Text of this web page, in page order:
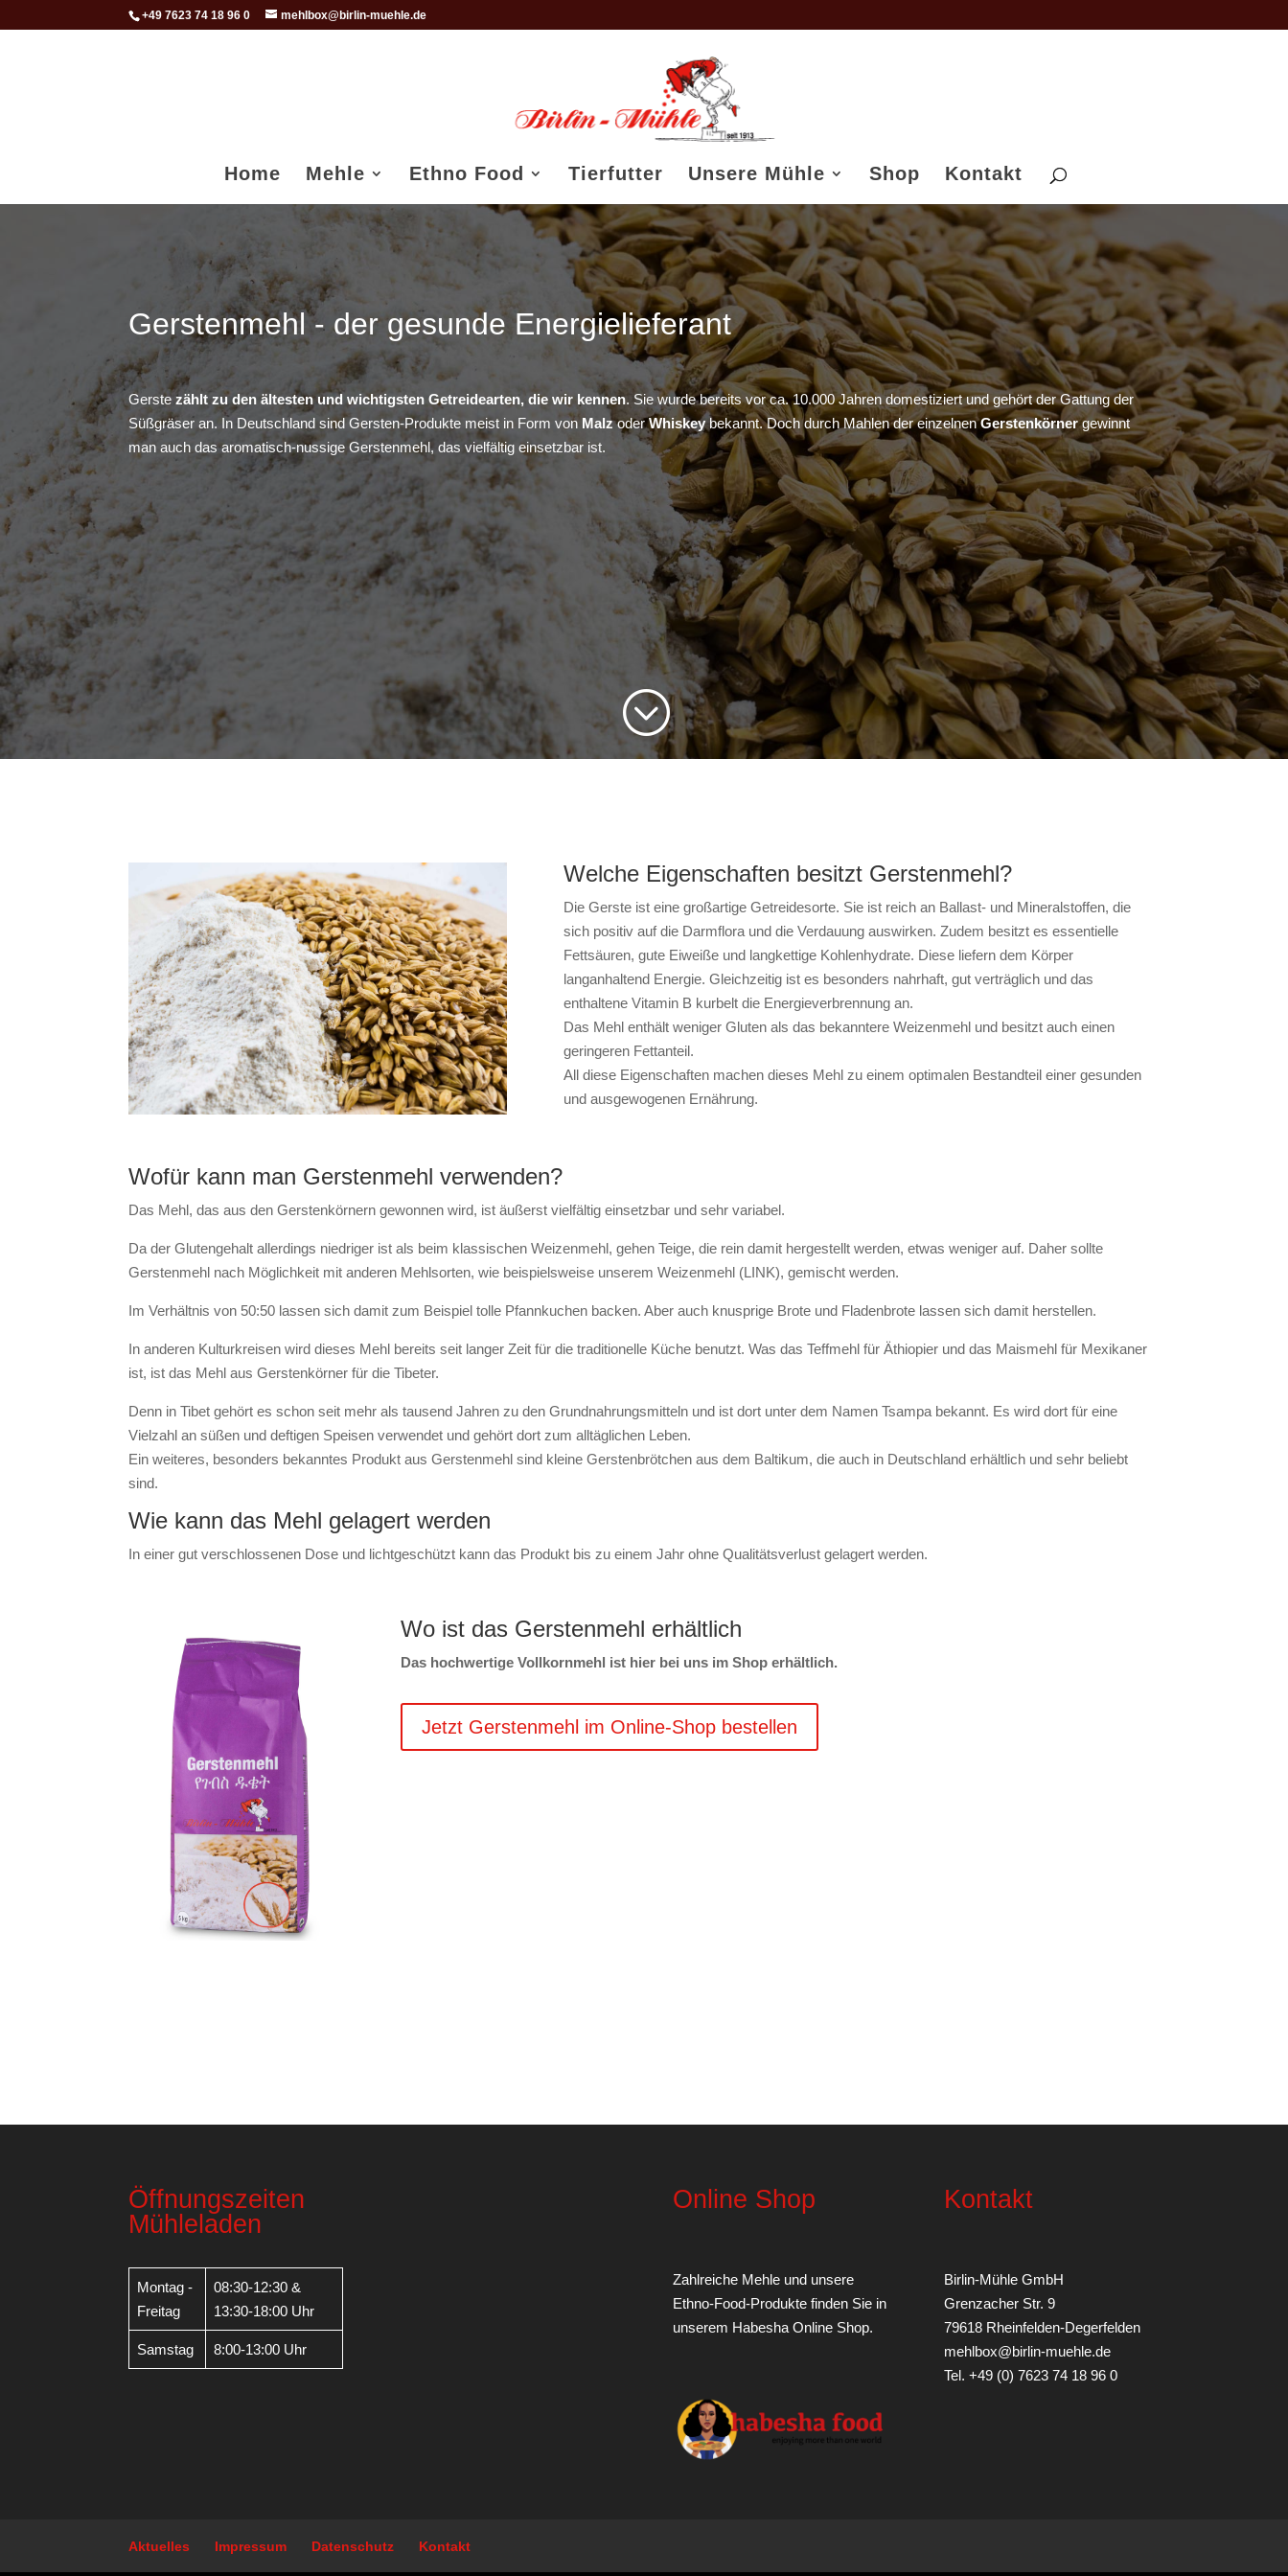
+49 7623 74 18 96 0 mehlbox@birlin-muehle.de
Home Mehle Ethno Food Tierfutter Unsere Mühle Shop Kontakt
Gerstenmehl - der gesunde Energielieferant
Gerstezählt zu den ältesten und wichtigsten Getreidearten, die wir kennen. Sie wurde bereits vor ca. 10.000 Jahren domestiziert und gehört der Gattung der
Süßgräser an. In Deutschland sind Gersten-Produkte meist in Form vonMalzoderWhiskeybekannt. Doch durch Mahlen der einzelnenGerstenkörnergewinnt
man auch das aromatisch-nussige Gerstenmehl, das vielfältig einsetzbar ist.
;
Welche Eigenschaften besitzt Gerstenmehl?
Die Gerste ist eine großartige Getreidesorte. Sie ist reich an Ballast- und Mineralstoffen, die
sich positiv auf die Darmflora und die Verdauung auswirken. Zudem besitzt es essentielle
Fettsäuren, gute Eiweiße und langkettige Kohlenhydrate. Diese liefern dem Körper
langanhaltend Energie. Gleichzeitig ist es besonders nahrhaft, gut verträglich und das
enthaltene Vitamin B kurbelt die Energieverbrennung an.
Das Mehl enthält weniger Gluten als das bekanntere Weizenmehl und besitzt auch einen
geringeren Fettanteil.
All diese Eigenschaften machen dieses Mehl zu einem optimalen Bestandteil einer gesunden
und ausgewogenen Ernährung.
Wofür kann man Gerstenmehl verwenden?
Das Mehl, das aus den Gerstenkörnern gewonnen wird, ist äußerst vielfältig einsetzbar und sehr variabel.
Da der Glutengehalt allerdings niedriger ist als beim klassischen Weizenmehl, gehen Teige, die rein damit hergestellt werden, etwas weniger auf. Daher sollte
Gerstenmehl nach Möglichkeit mit anderen Mehlsorten, wie beispielsweise unserem Weizenmehl (LINK), gemischt werden.
Im Verhältnis von 50:50 lassen sich damit zum Beispiel tolle Pfannkuchen backen. Aber auch knusprige Brote und Fladenbrote lassen sich damit herstellen.
In anderen Kulturkreisen wird dieses Mehl bereits seit langer Zeit für die traditionelle Küche benutzt. Was das Teffmehl für Äthiopier und das Maismehl für Mexikaner
ist, ist das Mehl aus Gerstenkörner für die Tibeter.
Denn in Tibet gehört es schon seit mehr als tausend Jahren zu den Grundnahrungsmitteln und ist dort unter dem Namen Tsampa bekannt. Es wird dort für eine
Vielzahl an süßen und deftigen Speisen verwendet und gehört dort zum alltäglichen Leben.
Ein weiteres, besonders bekanntes Produkt aus Gerstenmehl sind kleine Gerstenbrötchen aus dem Baltikum, die auch in Deutschland erhältlich und sehr beliebt
sind.
Wie kann das Mehl gelagert werden
In einer gut verschlossenen Dose und lichtgeschützt kann das Produkt bis zu einem Jahr ohne Qualitätsverlust gelagert werden.
Wo ist das Gerstenmehl erhältlich
Das hochwertige Vollkornmehl ist hier bei uns im Shop erhältlich.
Jetzt Gerstenmehl im Online-Shop bestellen
Öffnungszeiten
Mühleladen
Montag -
Freitag
08:30-12:30 &
13:30-18:00 Uhr
Samstag 8:00-13:00 Uhr
Online Shop
Zahlreiche Mehle und unsere
Ethno-Food-Produkte finden Sie in
unserem Habesha Online Shop.
Kontakt
Birlin-Mühle GmbH
Grenzacher Str. 9
79618 Rheinfelden-Degerfelden
mehlbox@birlin-muehle.de
Tel. +49 (0) 7623 74 18 96 0
Aktuelles Impressum Datenschutz Kontakt